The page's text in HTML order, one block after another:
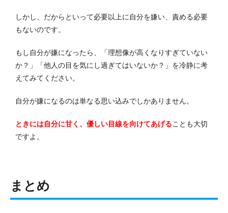
しかし、だからといって必要以上に自分を嫌い、責める必要
もないのです。
もし自分が嫌になったら、「理想像が高くなりすぎていない
か？」「他人の目を気にし過ぎてはいないか？」を冷静に考
えてみてください。
自分が嫌になるのは単なる思い込みでしかありません。
ときには自分に甘く、優しい目線を向けてあげることも大切
ですよ。
まとめ